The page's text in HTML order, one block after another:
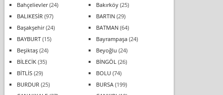
Bahçelievler(24) Bakırköy(25)
BALIKESİR (97) BARTIN(29)
Başakşehir(24) BATMAN(64)
BAYBURT(15) Bayrampaşa(24)
Beşiktaş(24) Beyoğlu (24)
BİLECİK(35) BİNGÖL (26)
BİTLİS(29) BOLU (74)
BURDUR (25) BURSA(199)